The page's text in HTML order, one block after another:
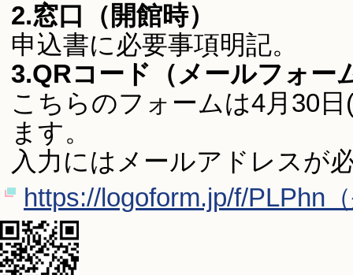
2.窓口
（開館時）
申込書に必要事項明記。
3.QRコード（メールフォー
こちらのフォームは4月30
ます。
入力にはメールアドレスが
https://logoform.jp/f/PLPhn